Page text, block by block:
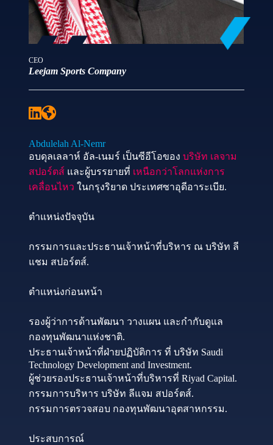
CEO
Leejam Sports Company
Abdulelah Al-Nemr
อบดุลเลลาห์ อัล-เนมร์ เป็นซีอีโอของ บริษัท เลจาม
สปอร์ตส์และผู้บรรยายที่ เหนือกว่าโลกแห่งการ
เคลื่อนไหว ในกรุงริยาด ประเทศซาอุดีอาระเบีย.
ตำแหน่งปัจจุบัน
กรรมการและประธานเจ้าหน้าที่บริหาร ณ บริษัท ลี
แชม สปอร์ตส์.
ตำแหน่งก่อนหน้า
รองผู้ว่าการด้านพัฒนา วางแผน และกำกับดูแล
กองทุนพัฒนาแห่งชาติ.
ประธานเจ้าหน้าที่ฝ่ายปฏิบัติการ ที่ บริษัท Saudi
Technology Development and Investment.
ผู้ช่วยรองประธานเจ้าหน้าที่บริหารที่ Riyad Capital.
กรรมการบริหาร บริษัท ลีแจม สปอร์ตส์.
กรรมการตรวจสอบ กองทุนพัฒนาอุตสาหกรรม.
ประสบการณ์